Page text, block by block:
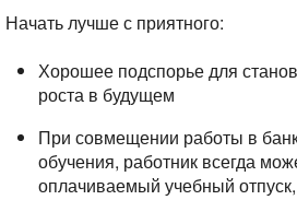
Начать лучше с приятного:
Хорошее подспорье для
роста в будущем
При совмещении работы в
обучения, работник всегда
оплачиваемый учебный